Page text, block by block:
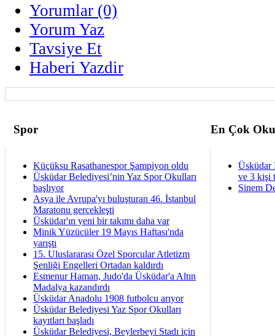
Yorumlar (0)
Yorum Yaz
Tavsiye Et
Haberi Yazdir
Spor En Çok
Küçüksu Rasathanespor Şampiyon oldu
Üsküdar Belediyesi’nin Yaz Spor Okulları
başlıyor
Asya ile Avrupa'yı buluşturan 46. İstanbul
Maratonu gerçekleşti
Üsküdar'ın yeni bir takımı daha var
Minik Yüzücüler 19 Mayıs Haftası'nda
yarıştı
15. Uluslararası Özel Sporcular Atletizm
Şenliği Engelleri Ortadan kaldırdı
Esmenur Haman, Judo'da Üsküdar'a Altın
Madalya kazandırdı
Üsküdar Anadolu 1908 futbolcu arıyor
Üsküdar Belediyesi Yaz Spor Okulları
kayıtları başladı
Üsküdar Belediyesi, Beylerbeyi Stadı için
Üsküdar
ve 3 kişi
Sinem